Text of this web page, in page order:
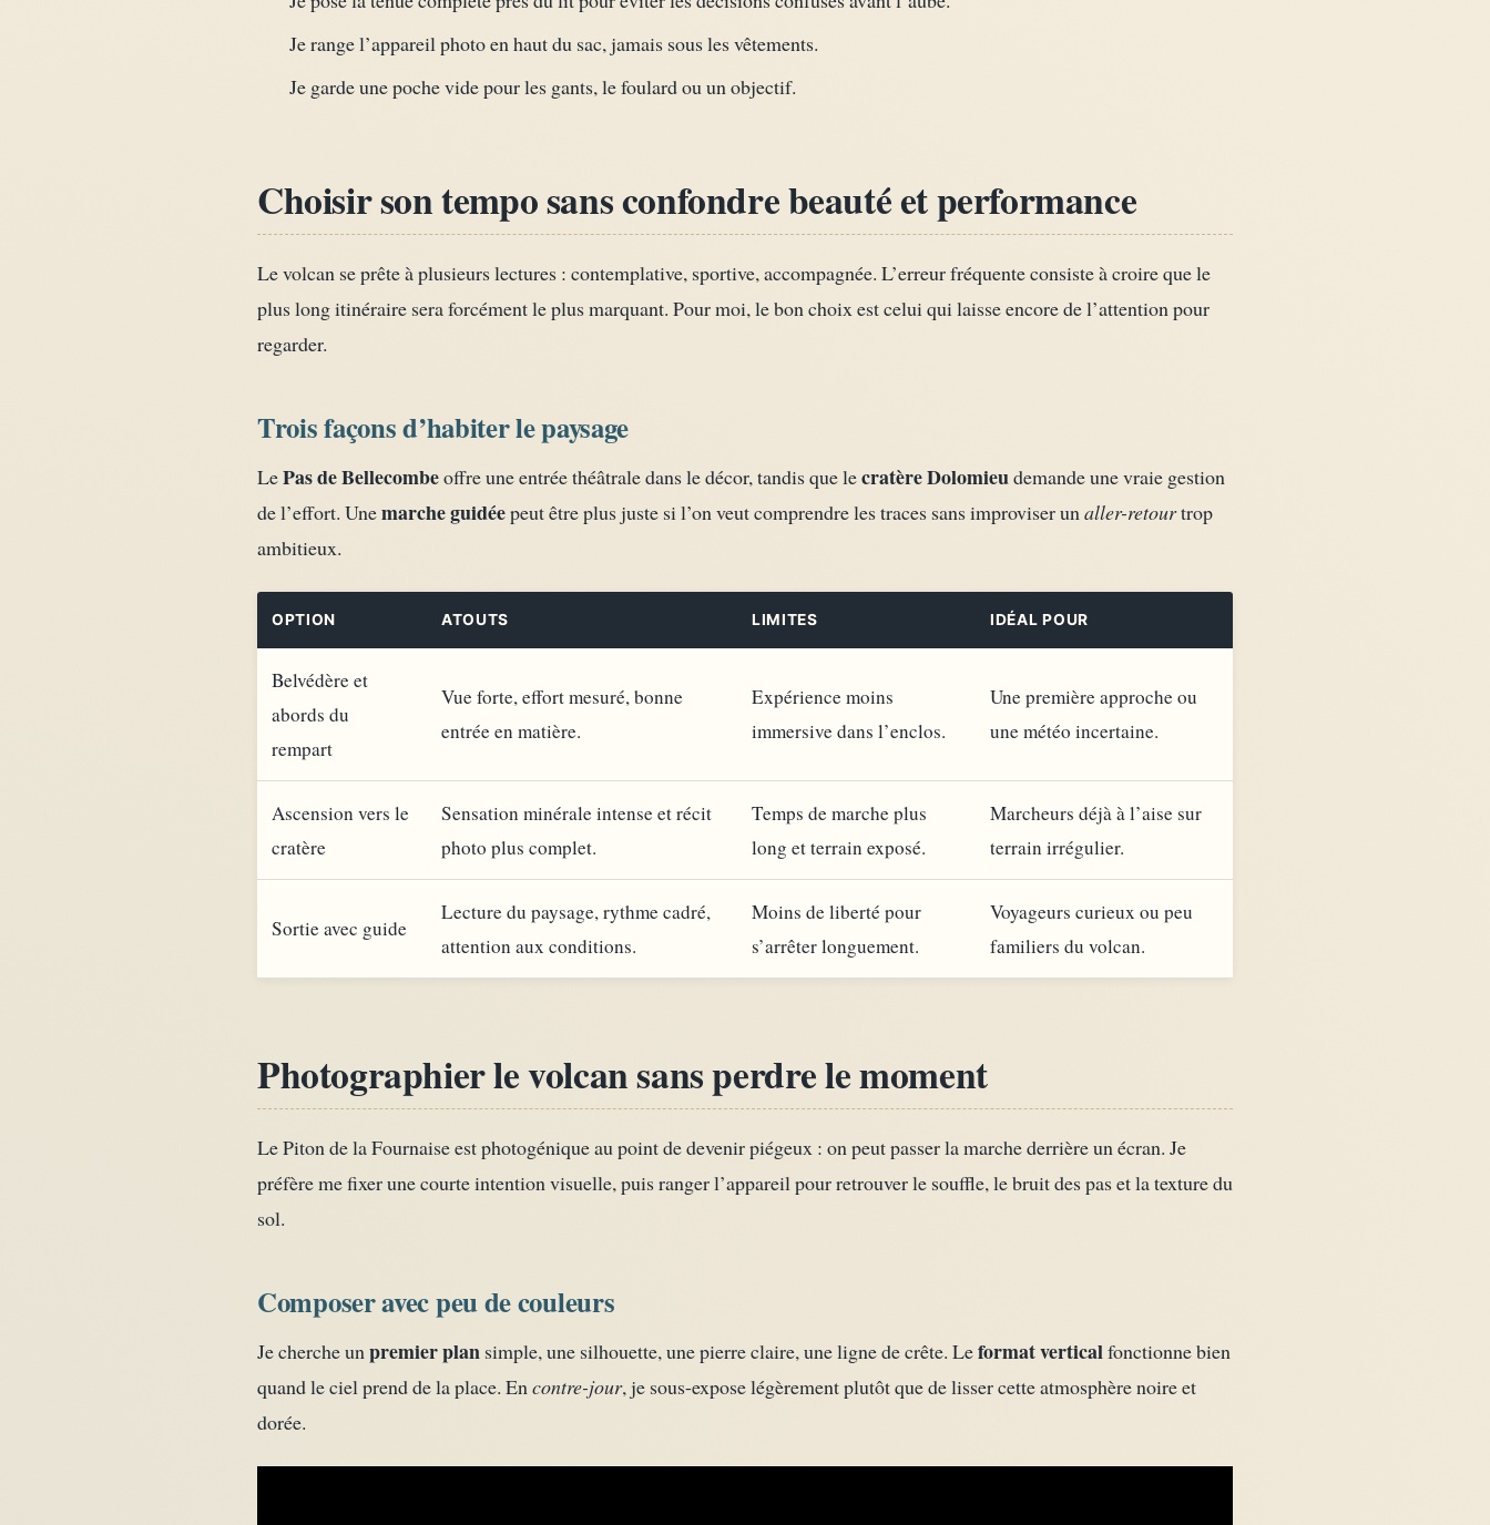
Je range l’appareil photo en haut du sac, jamais sous les vêtements.
Je garde une poche vide pour les gants, le foulard ou un objectif.
Choisir son tempo sans confondre beauté et performance
Le volcan se prête à plusieurs lectures : contemplative, sportive, accompagnée. L’erreur fréquente consiste à croire que le
plus long itinéraire sera forcément le plus marquant. Pour moi, le bon choix est celui qui laisse encore de l’attention pour
regarder.
Trois façons d’habiter le paysage
LePas de Bellecombeoffre une entrée théâtrale dans le décor, tandis que lecratère Dolomieudemande une vraie gestion
de l’effort. Unemarche guidéepeut être plus juste si l’on veut comprendre les traces sans improviser unaller-retourtrop
ambitieux.
OPTION ATOUTS LIMITES IDÉAL POUR
Belvédère et
abords du
rempart
Vue forte, effort mesuré, bonne
entrée en matière.
Expérience moins
immersive dans l’enclos.
Une première approche ou
une météo incertaine.
Ascension vers le
cratère
Sensation minérale intense et récit
photo plus complet.
Temps de marche plus
long et terrain exposé.
Marcheurs déjà à l’aise sur
terrain irrégulier.
Sortie avec guide
Lecture du paysage, rythme cadré,
attention aux conditions.
Moins de liberté pour
s’arrêter longuement.
Voyageurs curieux ou peu
familiers du volcan.
Photographier le volcan sans perdre le moment
Le Piton de la Fournaise est photogénique au point de devenir piégeux : on peut passer la marche derrière un écran. Je
préfère me fixer une courte intention visuelle, puis ranger l’appareil pour retrouver le souffle, le bruit des pas et la texture du
sol.
Composer avec peu de couleurs
Je cherche unpremier plan simple, une silhouette, une pierre claire, une ligne de crête. Leformat verticalfonctionne bien
quand le ciel prend de la place. Encontre-jour, je sous-expose légèrement plutôt que de lisser cette atmosphère noire et
dorée.